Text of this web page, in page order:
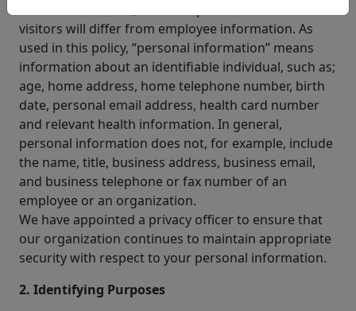
visitors will differ from employee information. As
used in this policy, “personal information” means
information about an identifiable individual, such as;
age, home address, home telephone number, birth
date, personal email address, health card number
and relevant health information. In general,
personal information does not, for example, include
the name, title, business address, business email,
and business telephone or fax number of an
employee or an organization.
We have appointed a privacy officer to ensure that
our organization continues to maintain appropriate
security with respect to your personal information.
2. Identifying Purposes